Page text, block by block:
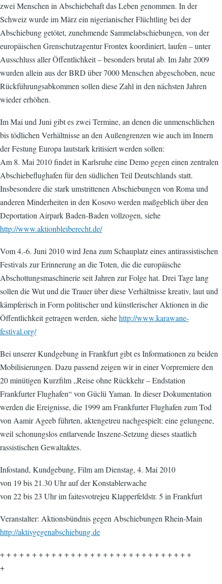
zwei Menschen in Abschiebehaft das Leben genommen. In der
Schweiz wurde im März ein nigerianischer Flüchtling bei der
Abschiebung getötet, zunehmende Sammelabschiebungen, von der
europäischen Grenschutzagentur Frontex koordiniert, laufen – unter
Ausschluss aller Öffentlichkeit – besonders brutal ab. Im Jahr 2009
wurden allein aus der BRD über 7000 Menschen abgeschoben, neue
Rückführungsabkommen sollen diese Zahl in den nächsten Jahren
wieder erhöhen.
Im Mai und Juni gibt es zwei Termine, an denen die unmenschlichen
bis tödlichen Verhältnisse an den Außengrenzen wie auch im Innern
der Festung Europa lautstark kritisiert werden sollen:
Am 8. Mai 2010 findet in Karlsruhe eine Demo gegen einen zentralen
Abschiebeflughafen für den südlichen Teil Deutschlands statt.
Insbesondere die stark umstrittenen Abschiebungen von Roma und
anderen Minderheiten in den Kosovo werden maßgeblich über den
Deportation Airpark Baden-Baden vollzogen, siehe
http://www.aktionbleiberecht.de/
Vom 4.-6. Juni 2010 wird Jena zum Schauplatz eines antirassistischen
Festivals zur Erinnerung an die Toten, die die europäische
Abschottungsmaschinerie seit Jahren zur Folge hat. Drei Tage lang
sollen die Wut und die Trauer über diese Verhältnisse kreativ, laut und
kämpferisch in Form politischer und künstlerischer Aktionen in die
Öffentlichkeit getragen werden, siehehttp://www.karawane-
festival.org/
Bei unserer Kundgebung in Frankfurt gibt es Informationen zu beiden
Mobilisierungen. Dazu passend zeigen wir in einer Vorpremiere den
20 minütigen Kurzfilm „Reise ohne Rückkehr – Endstation
Frankfurter Flughafen“ von Güclü Yaman. In dieser Dokumentation
werden die Ereignisse, die 1999 am Frankfurter Flughafen zum Tod
von Aamir Ageeb führten, aktengetreu nachgespielt: eine gelungene,
weil schonungslos entlarvende Inszene-Setzung dieses staatlich
rassistischen Gewaltaktes.
Infostand, Kundgebung, Film am Dienstag, 4. Mai 2010
von 19 bis 21.30 Uhr auf der Konstablerwache
von 22 bis 23 Uhr im faitesvotrejeu Klapperfeldstr. 5 in Frankfurt
Veranstalter: Aktionsbündnis gegen Abschiebungen Rhein-Main
http://aktivgegenabschiebung.de
+ + + + + + + + + + + + + + + + + + + + + + + + + + + + + +
+